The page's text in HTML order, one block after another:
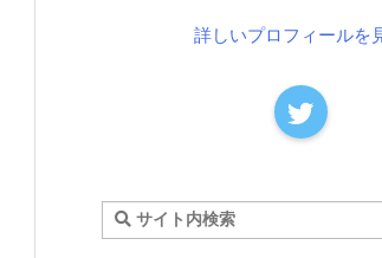
詳しいプロフィールを